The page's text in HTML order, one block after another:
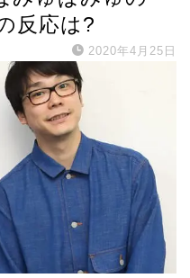
反応は?
2020年4月25日